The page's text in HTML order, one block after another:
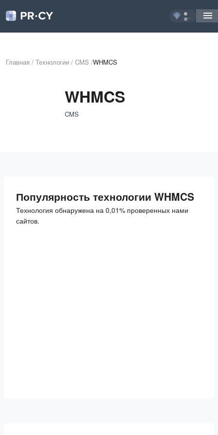
...
Главная / Технологии / CMS /WHMCS
WHMCS
CMS
Популярность технологии WHMCS
Технология обнаружена на 0,01% проверенных нами
сайтов.